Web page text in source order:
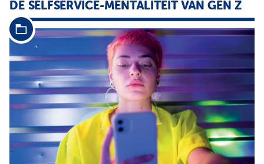
DE SELFSERVICE-MENTALITEIT VAN GEN Z